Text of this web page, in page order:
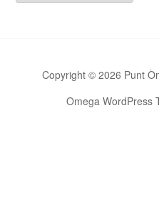
Copyright © 2026 Punt
Omega WordPress